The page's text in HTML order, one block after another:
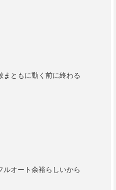
ともに動く前に終わる
ルオート余裕らしいから